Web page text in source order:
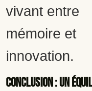
vivant entre
mémoire et
innovation.
Conclusion : un